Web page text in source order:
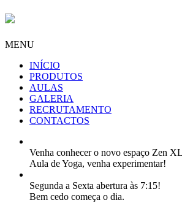
MENU
INÍCIO
PRODUTOS
AULAS
GALERIA
RECRUTAMENTO
CONTACTOS
Venha conhecer o novo espaço Zen
Aula de Yoga, venha experimentar!
Segunda a Sexta abertura às 7:15!
Bem cedo começa o dia.